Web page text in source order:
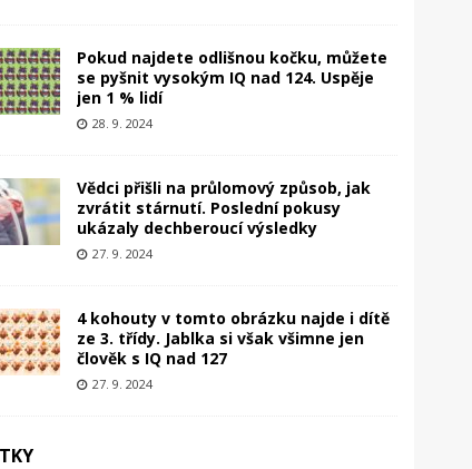
Pokud najdete odlišnou kočku, můžete
se pyšnit vysokým IQ nad 124. Uspěje
jen 1 % lidí
28. 9. 2024
Vědci přišli na průlomový způsob, jak
zvrátit stárnutí. Poslední pokusy
ukázaly dechberoucí výsledky
27. 9. 2024
4 kohouty v tomto obrázku najde i dítě
ze 3. třídy. Jablka si však všimne jen
člověk s IQ nad 127
27. 9. 2024